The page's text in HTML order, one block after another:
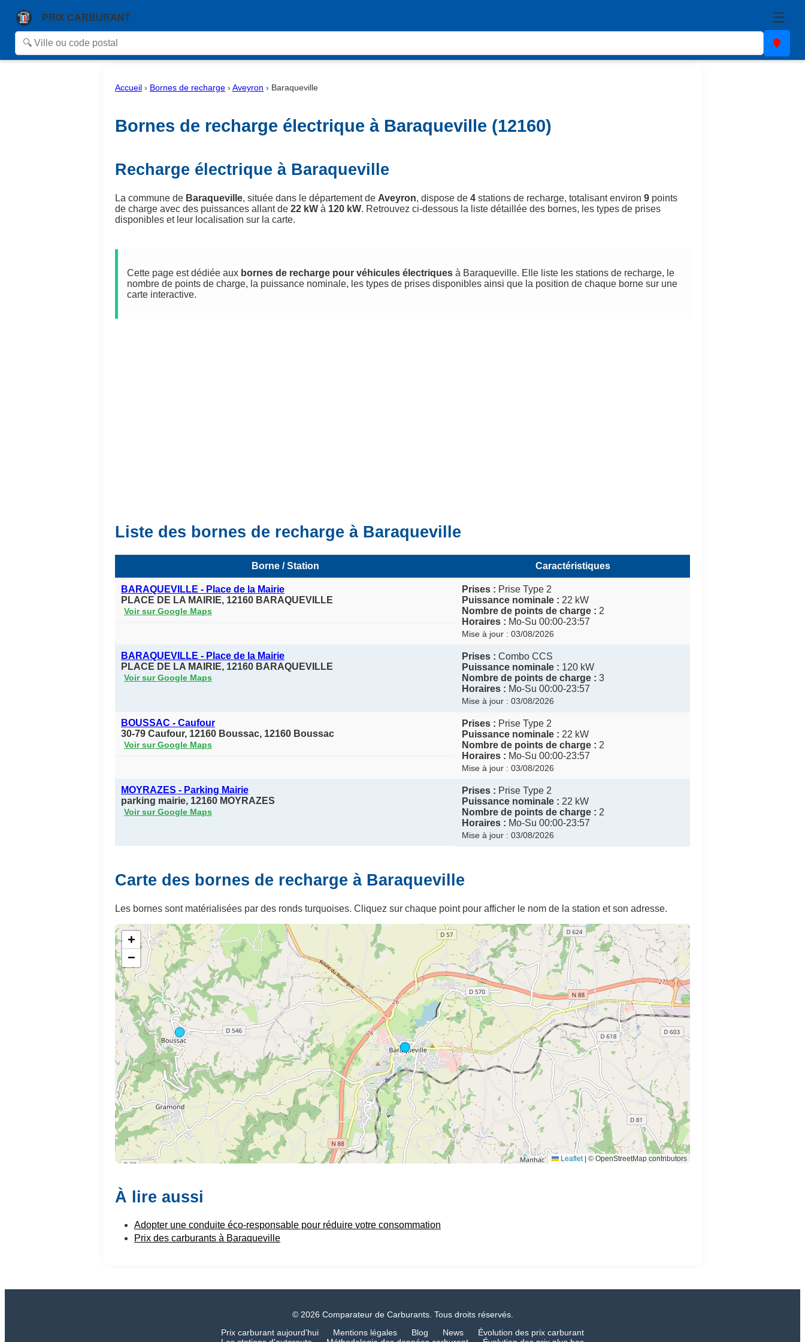
PRIX CARBURANT ☰
Accueil › Bornes de recharge › Aveyron › Baraqueville
Bornes de recharge électrique à Baraqueville (12160)
Recharge électrique à Baraqueville
La commune de Baraqueville, située dans le département de Aveyron, dispose de 4 stations de recharge, totalisant environ 9 points
de charge avec des puissances allant de 22 kW à 120 kW. Retrouvez ci-dessous la liste détaillée des bornes, les types de prises
disponibles et leur localisation sur la carte.
Cette page est dédiée aux bornes de recharge pour véhicules électriques à Baraqueville. Elle liste les stations de recharge, le
nombre de points de charge, la puissance nominale, les types de prises disponibles ainsi que la position de chaque borne sur une
carte interactive.
Liste des bornes de recharge à Baraqueville
Borne / Station Caractéristiques
BARAQUEVILLE - Place de la Mairie
PLACE DE LA MAIRIE, 12160 BARAQUEVILLE
Voir sur Google Maps
Prises : Prise Type 2
Puissance nominale : 22 kW
Nombre de points de charge : 2
Horaires : Mo-Su 00:00-23:57
Mise à jour : 03/08/2026
BARAQUEVILLE - Place de la Mairie
PLACE DE LA MAIRIE, 12160 BARAQUEVILLE
Voir sur Google Maps
Prises : Combo CCS
Puissance nominale : 120 kW
Nombre de points de charge : 3
Horaires : Mo-Su 00:00-23:57
Mise à jour : 03/08/2026
BOUSSAC - Caufour
30-79 Caufour, 12160 Boussac, 12160 Boussac
Voir sur Google Maps
Prises : Prise Type 2
Puissance nominale : 22 kW
Nombre de points de charge : 2
Horaires : Mo-Su 00:00-23:57
Mise à jour : 03/08/2026
MOYRAZES - Parking Mairie
parking mairie, 12160 MOYRAZES
Voir sur Google Maps
Prises : Prise Type 2
Puissance nominale : 22 kW
Nombre de points de charge : 2
Horaires : Mo-Su 00:00-23:57
Mise à jour : 03/08/2026
Carte des bornes de recharge à Baraqueville
Les bornes sont matérialisées par des ronds turquoises. Cliquez sur chaque point pour afficher le nom de la station et son adresse.
+
−
Leaflet | © OpenStreetMap contributors
À lire aussi
Adopter une conduite éco-responsable pour réduire votre consommation
Prix des carburants à Baraqueville
© 2026 Comparateur de Carburants. Tous droits réservés.
Prix carburant aujourd’hui
Mentions légales Blog News
Évolution des prix carburant